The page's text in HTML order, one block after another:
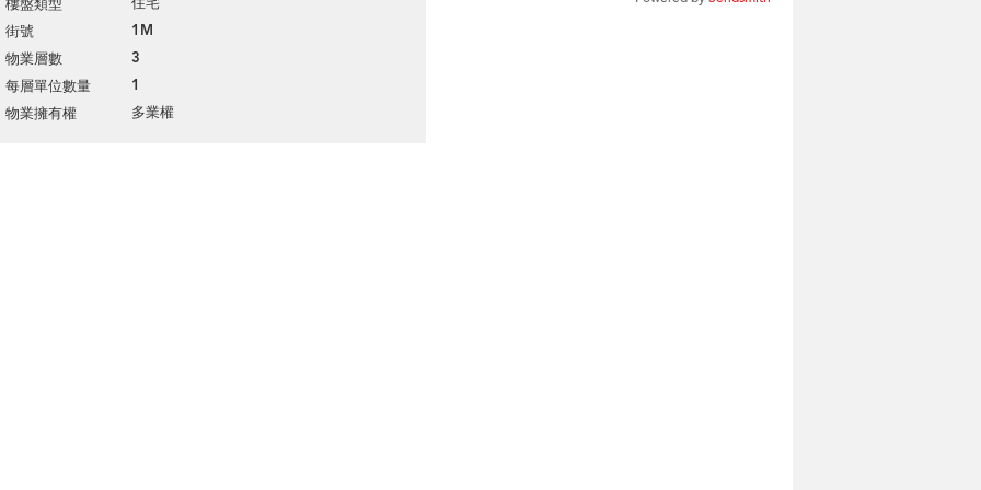
樓盤類型
街號 1M
物業層數 3
每層單位數量 1
物業擁有權 多業權